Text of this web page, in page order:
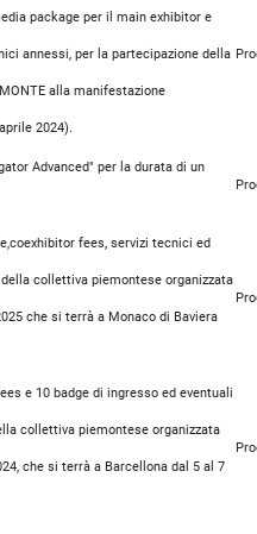
package per il main exhibitor e
annessi, per la partecipazione della
alla manifestazione
2024).
Advanced" per la durata di un
fees, servizi tecnici ed
collettiva piemontese organizzata
che si terrà a Monaco di Baviera
e 10 badge di ingresso ed eventuali
collettiva piemontese organizzata
che si terrà a Barcellona dal 5 al 7